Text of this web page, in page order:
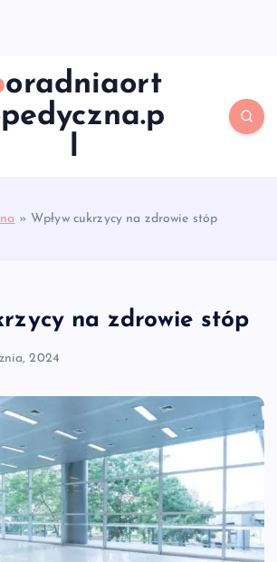
l
» Wpływ cukrzycy na zdrowie stóp
na zdrowie stóp
2024